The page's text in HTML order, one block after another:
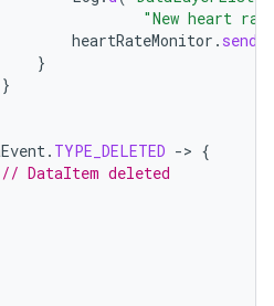
"New heart
heartRateMonitor . send
}
}
. TYPE_DELETED -> {
// DataItem deleted